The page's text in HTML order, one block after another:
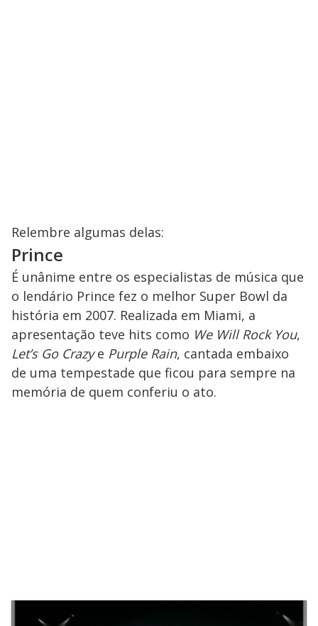
Relembre algumas delas:
Prince
É unânime entre os especialistas de música que
o lendário Prince fez o melhor Super Bowl da
história em 2007. Realizada em Miami, a
apresentação teve hits como We Will Rock You,
Let’s Go Crazye Purple Rain, cantada embaixo
de uma tempestade que ficou para sempre na
memória de quem conferiu o ato.